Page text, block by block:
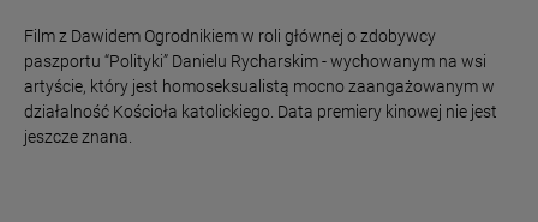
Film z Dawidem Ogrodnikiem w roli głównej o zdobywcy
paszportu “Polityki” Danielu Rycharskim - wychowanym na wsi
artyście, który jest homoseksualistą mocno zaangażowanym w
działalność Kościoła katolickiego. Data premiery kinowej nie jest
jeszcze znana.